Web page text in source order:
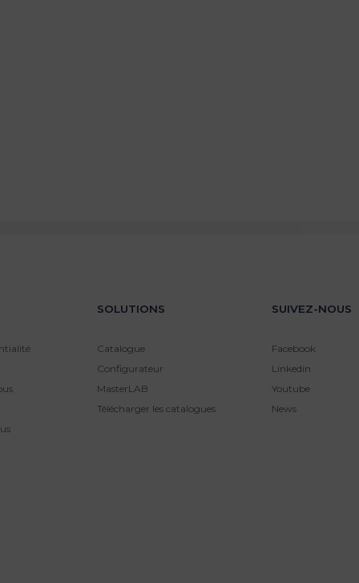
SOLUTIONS
Catalogue
Configurateur
MasterLAB
Télécharger les catalogues
SUIVEZ-NOUS
Facebook
Linkedin
Youtube
News